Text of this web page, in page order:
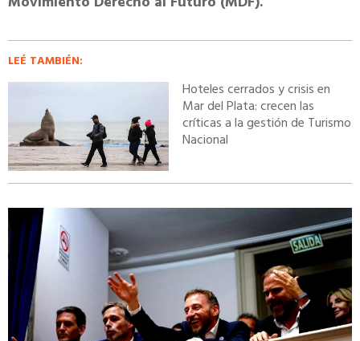
LEÉ TAMBIÉN:
Hoteles cerrados y crisis en
Mar del Plata: crecen las
críticas a la gestión de Turismo
Nacional